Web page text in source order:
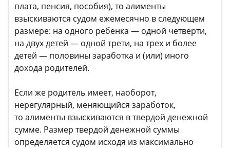
плата, пенсия, пособия), то алименты
взыскиваются судом ежемесячно в следующем
размере: на одного ребенка — одной четверти,
на двух детей — одной трети, на трех и более
детей — половины заработка и (или) иного
дохода родителей.
Если же родитель имеет, наоборот,
нерегулярный, меняющийся заработок,
то алименты взыскиваются в твердой денежной
сумме. Размер твердой денежной суммы
определяется судом исходя из максимально